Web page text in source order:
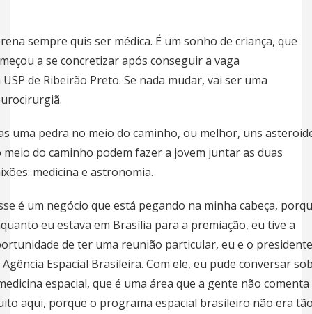
sempre quis ser médica. É um sonho de criança, que
a se concretizar após conseguir a vaga
USP de Ribeirão Preto. Se nada mudar, vai ser uma
uma pedra no meio do caminho, ou melhor, uns
meio do caminho podem fazer a jovem juntar as duas
medicina e astronomia.
é um negócio que está pegando na minha cabeça,
eu estava em Brasília para a premiação, eu tive a
de ter uma reunião particular, eu e o presidente
Agência Espacial Brasileira. Com ele, eu pude conversar
espacial, que é uma área que a gente não comenta
aqui, porque o programa espacial brasileiro não era